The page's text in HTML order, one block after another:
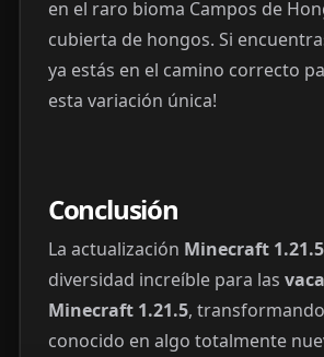
en el raro bioma Campos de
cubierta de hongos. Si
ya estás en el camino correcto
esta variación única!
Conclusión
La actualización Minecraft 1.21.5
diversidad increíble para las
Minecraft 1.21.5,
conocido en algo totalmente